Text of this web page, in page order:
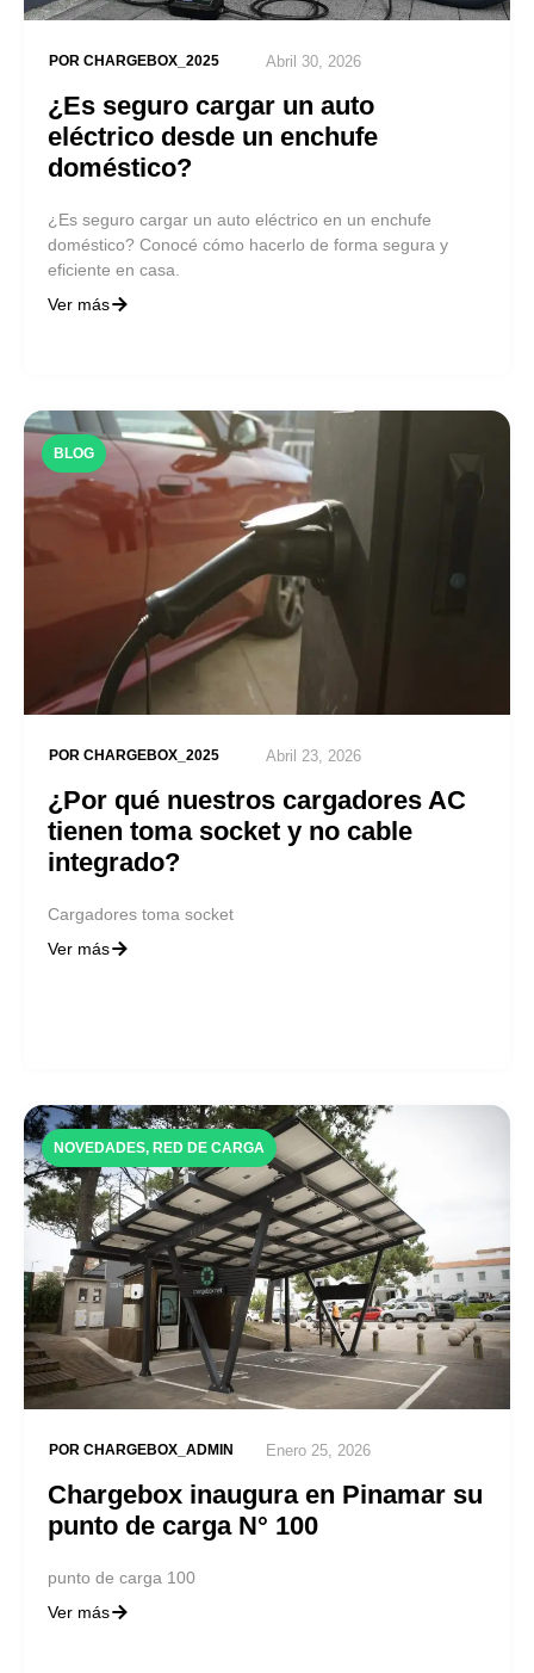
POR CHARGEBOX_2025 Abril 30, 2026
¿Es seguro cargar un auto
eléctrico desde un enchufe
doméstico?
¿Es seguro cargar un auto eléctrico en un enchufe
doméstico? Conocé cómo hacerlo de forma segura y
eficiente en casa.
Ver más
BLOG
POR CHARGEBOX_2025 Abril 23, 2026
¿Por qué nuestros cargadores AC
tienen toma socket y no cable
integrado?
Cargadores toma socket
Ver más
NOVEDADES, RED DE CARGA
POR CHARGEBOX_ADMIN Enero 25, 2026
Chargebox inaugura en Pinamar su
punto de carga N° 100
punto de carga 100
Ver más